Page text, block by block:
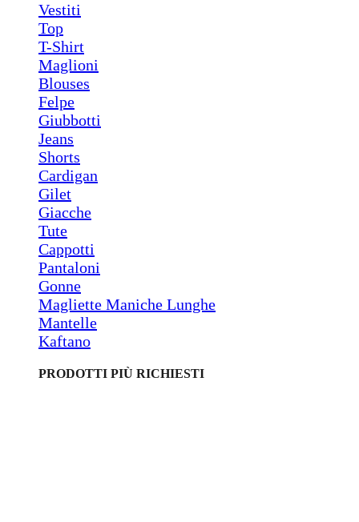
Vestiti
Top
T-Shirt
Maglioni
Blouses
Felpe
Giubbotti
Jeans
Shorts
Cardigan
Gilet
Giacche
Tute
Cappotti
Pantaloni
Gonne
Magliette Maniche Lunghe
Mantelle
Kaftano
PRODOTTI PIÙ RICHIESTI